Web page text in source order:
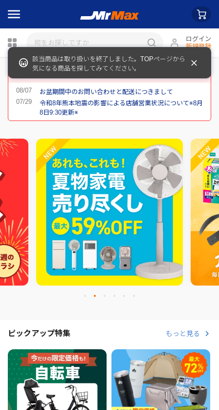
ログイン
新規登録
お盆期間中のお問い合わせと配送につきまして
令和8年熊本地震の影響による店舗営業状況について※8月
8日9:30更新※
ピックアップ特集 もっと見る
該当商品は取り扱いを終了しました。TOPページから
気になる商品を探してみてください。